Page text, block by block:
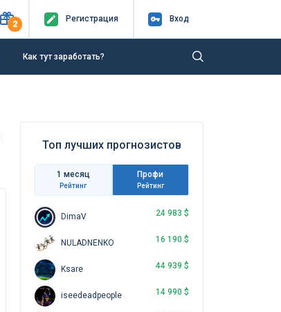
2
Регистрация Вход
Как тут заработать?
Топ лучших прогнозистов
1 месяц
Рейтинг
Профи
Рейтинг
DimaV 24 983 $
NULADNENKO 16 190 $
Ksare 44 939 $
iseedeadpeople 14 990 $